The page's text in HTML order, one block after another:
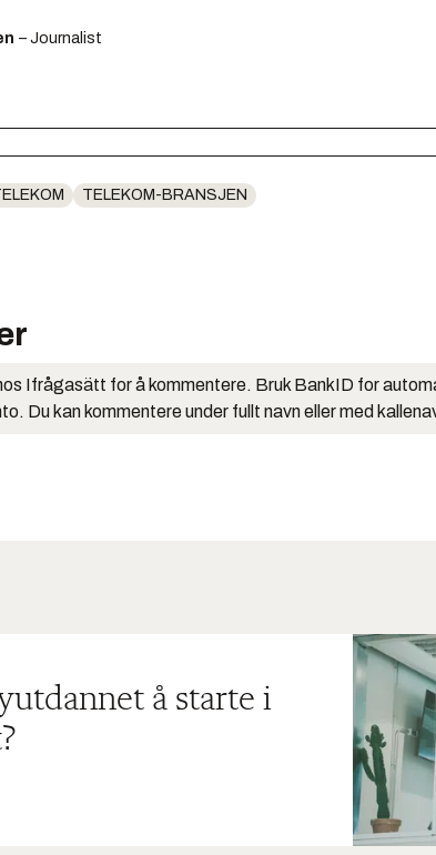
– Journalist
TELEKOM-BRANSJEN
Ifrågasätt for å kommentere. Bruk BankID for
Du kan kommentere under fullt navn eller med
å starte i